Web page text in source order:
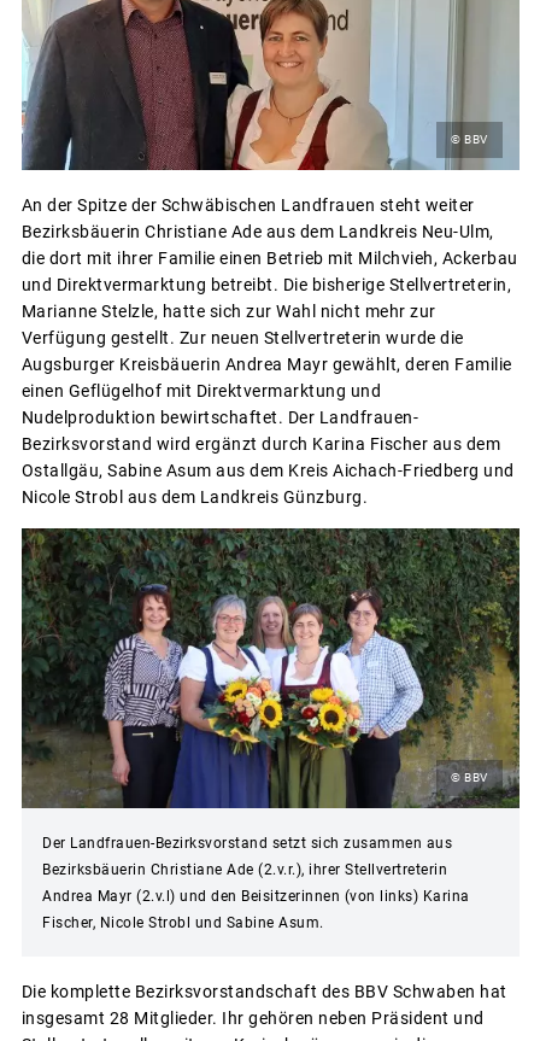
© BBV
An der Spitze der Schwäbischen Landfrauen steht weiter
Bezirksbäuerin Christiane Ade aus dem Landkreis Neu-Ulm,
die dort mit ihrer Familie einen Betrieb mit Milchvieh, Ackerbau
und Direktvermarktung betreibt. Die bisherige Stellvertreterin,
Marianne Stelzle, hatte sich zur Wahl nicht mehr zur
Verfügung gestellt. Zur neuen Stellvertreterin wurde die
Augsburger Kreisbäuerin Andrea Mayr gewählt, deren Familie
einen Geflügelhof mit Direktvermarktung und
Nudelproduktion bewirtschaftet. Der Landfrauen-
Bezirksvorstand wird ergänzt durch Karina Fischer aus dem
Ostallgäu, Sabine Asum aus dem Kreis Aichach-Friedberg und
Nicole Strobl aus dem Landkreis Günzburg.
© BBV
Der Landfrauen-Bezirksvorstand setzt sich zusammen aus
Bezirksbäuerin Christiane Ade (2.v.r.), ihrer Stellvertreterin
Andrea Mayr (2.v.l) und den Beisitzerinnen (von links) Karina
Fischer, Nicole Strobl und Sabine Asum.
Die komplette Bezirksvorstandschaft des BBV Schwaben hat
insgesamt 28 Mitglieder. Ihr gehören neben Präsident und